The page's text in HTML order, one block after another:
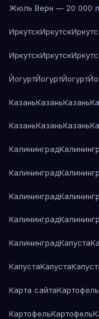
Жюль Верн — 20 000
ИркутскИркутск
ИркутскИркутск
ЙогуртЙогуртЙогурт
КазаньКазаньКазань
КазаньКазаньКазань
Калининград
Калининград
Калининград
Калининград
КалининградКапуста
КапустаКапуста
Карта сайтаКартофель
КартофельКартофель